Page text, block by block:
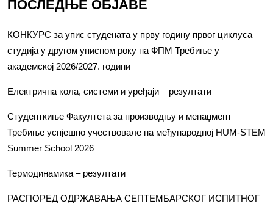
ПОСЛЕДЊЕ ОБЈАВЕ
КОНКУРС за упис студената у прву годину првог циклуса
студија у другом уписном року на ФПМ Требиње у
академској 2026/2027. години
Електрична кола, системи и уређаји – резултати
Студенткиње Факултета за производњу и менаџмент
Требиње успјешно учествовале на међународној HUM-STEM
Summer School 2026
Термодинамика – резултати
РАСПОРЕД ОДРЖАВАЊА СЕПТЕМБАРСКОГ ИСПИТНОГ